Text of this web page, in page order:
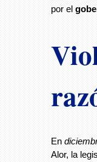
por el
En
Alor, la